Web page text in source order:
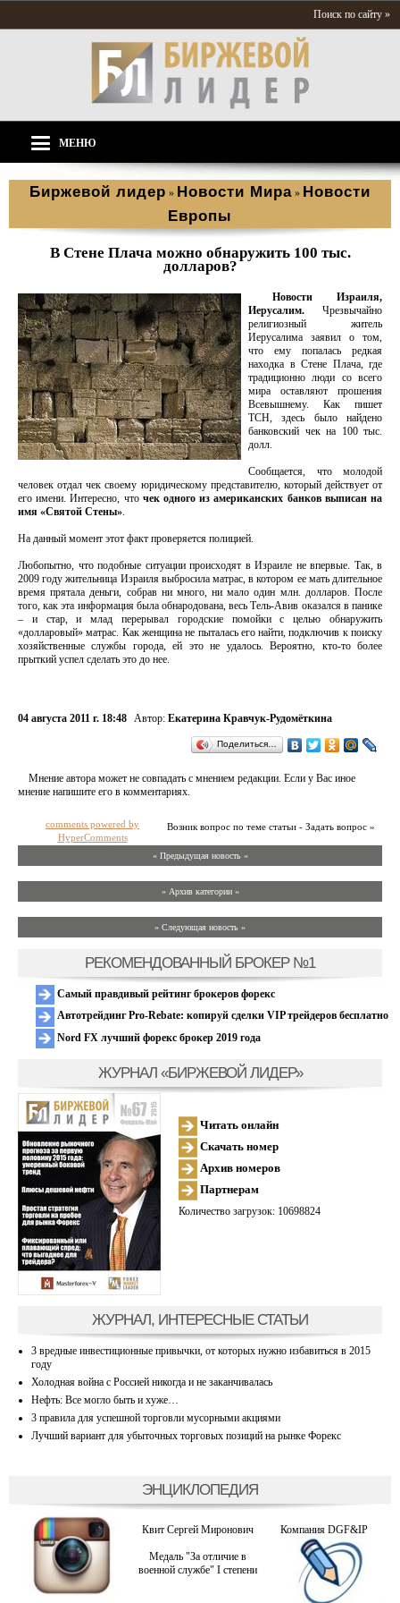
Поиск по сайту »
МЕНЮ
Биржевой лидер » Новости Мира » Новости
Европы
В Стене Плача можно обнаружить 100 тыс.
долларов?
Новости Израиля,
Иерусалим. Чрезвычайно
религиозный житель
Иерусалима заявил о том,
что ему попалась редкая
находка в Стене Плача, где
традиционно люди со всего
мира оставляют прошения
Всевышнему. Как пишет
ТСН, здесь было найдено
банковский чек на 100 тыс.
долл.
Сообщается, что молодой
человек отдал чек своему юридическому представителю, который действует от
его имени. Интересно, что чек одного из американских банков выписан на
имя «Святой Стены».
На данный момент этот факт проверяется полицией.
Любопытно, что подобные ситуации происходят в Израиле не впервые. Так, в
2009 году жительница Израиля выбросила матрас, в котором ее мать длительное
время прятала деньги, собрав ни много, ни мало один млн. долларов. После
того, как эта информация была обнародована, весь Тель-Авив оказался в панике
– и стар, и млад перерывал городские помойки с целью обнаружить
«долларовый» матрас. Как женщина не пыталась его найти, подключив к поиску
хозяйственные службы города, ей это не удалось. Вероятно, кто-то более
прыткий успел сделать это до нее.
04 августа 2011 г. 18:48 Автор: Екатерина Кравчук-Рудомёткина
Поделиться…
Мнение автора может не совпадать с мнением редакции. Если у Вас иное
мнение напишите его в комментариях.
Возник вопрос по теме статьи - Задать вопрос »
comments powered by
HyperComments
« Предыдущая новость «
» Архив категории «
» Следующая новость »
РЕКОМЕНДОВАННЫЙ БРОКЕР №1
Самый правдивый рейтинг брокеров форекс
Автотрейдинг Pro-Rebate: копируй сделки VIP трейдеров бесплатно
Nord FX лучший форекс брокер 2019 года
ЖУРНАЛ «БИРЖЕВОЙ ЛИДЕР»
Читать онлайн
Скачать номер
Архив номеров
Партнерам
Количество загрузок: 10698824
ЖУРНАЛ, ИНТЕРЕСНЫЕ СТАТЬИ
3 вредные инвестиционные привычки, от которых нужно избавиться в 2015
году
Холодная война с Россией никогда и не заканчивалась
Нефть: Все могло быть и хуже…
3 правила для успешной торговли мусорными акциями
Лучший вариант для убыточных торговых позиций на рынке Форекс
ЭНЦИКЛОПЕДИЯ
Квит Сергей Миронович Компания DGF&IP
Медаль "За отличие в
военной службе" I степени